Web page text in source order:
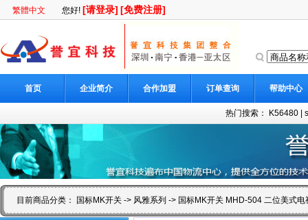
繁體中文 您好! [请登录] [免费注册]
首页 企业简介 合作加盟 订单查询 帮助中心
热门搜索： K56480
目前商品分类： 国标MK开关 -> 风雅系列 -> 国标MK开关 MHD-504 二位美式电